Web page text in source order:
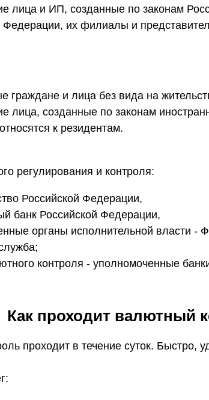
лица и ИП, созданные по законам
Федерации, их филиалы и
граждане и лица без вида на
лица, созданные по законам
к резидентам.
регулирования и контроля:
Российской Федерации,
банк Российской Федерации,
органы исполнительной власти
контроля - уполномоченные
Как проходит валютный
проходит в течение суток. Быстро,